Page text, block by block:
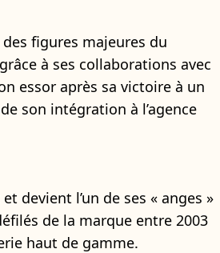
des figures majeures du
à ses collaborations avec
essor après sa victoire à un
son intégration à l’agence
devient l’un de ses « anges »
de la marque entre 2003
haut de gamme.